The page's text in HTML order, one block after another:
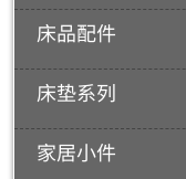
床品配件
床垫系列
家居小件